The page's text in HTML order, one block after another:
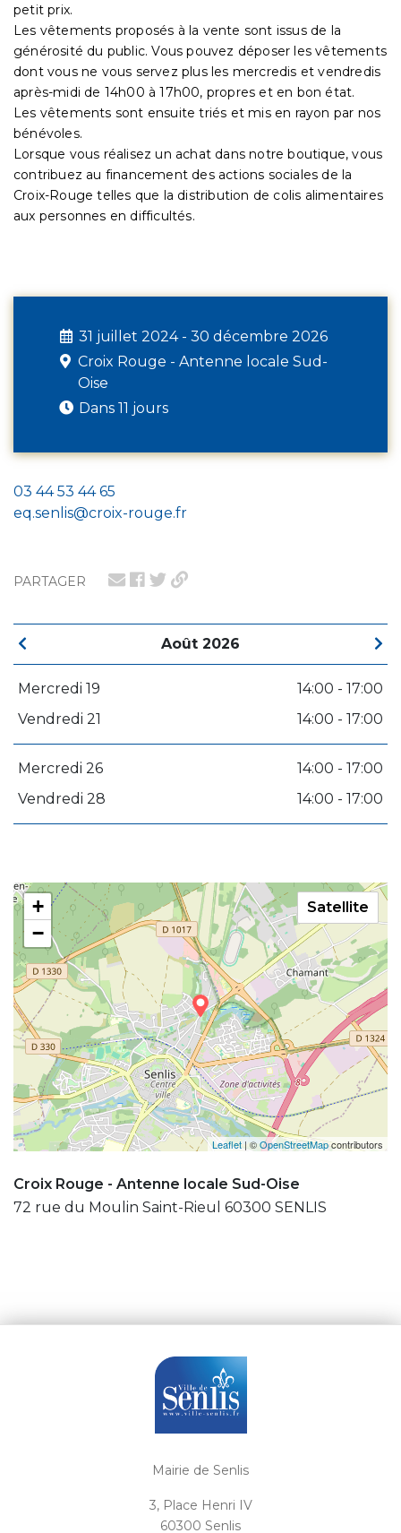
PARTAGER
Août 2026
Mercredi 19
14:00 - 17:00
Vendredi 21
14:00 - 17:00
Mercredi 26
14:00 - 17:00
Vendredi 28
14:00 - 17:00
+
−
Leaflet | ©OpenStreetMapcontributors
Satellite
Croix Rouge - Antenne locale Sud-Oise
72 rue du Moulin Saint-Rieul 60300 SENLIS
petit prix.
Les vêtements proposés à la vente sont issus de la
générosité du public. Vous pouvez déposer les vêtements
dont vous ne vous servez plus les mercredis et vendredis
après-midi de 14h00 à 17h00, propres et en bon état.
Les vêtements sont ensuite triés et mis en rayon par nos
bénévoles.
Lorsque vous réalisez un achat dans notre boutique, vous
contribuez au financement des actions sociales de la
Croix-Rouge telles que la distribution de colis alimentaires
aux personnes en difficultés.
31 juillet 2024 - 30 décembre 2026
Croix Rouge - Antenne locale Sud-
Oise
Dans 11 jours
03 44 53 44 65
eq.senlis@croix-rouge.fr
Mairie de Senlis
3, Place Henri IV
60300 Senlis